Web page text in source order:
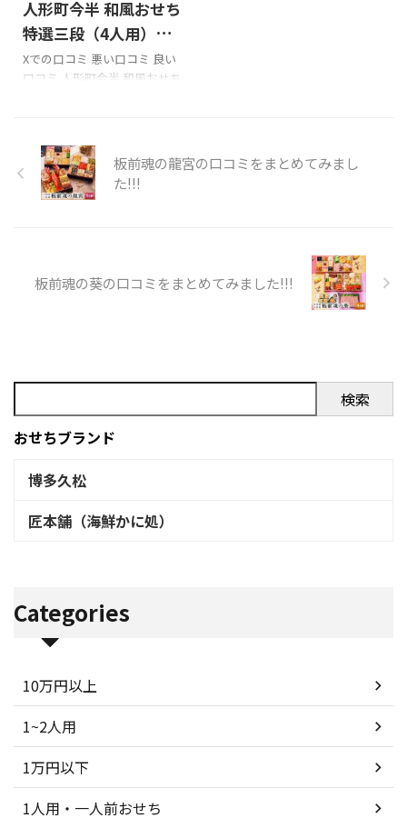
pic.twitter.com/llWZTi8Jkr—
Taka_1/3 @Ap.Crew
CIAO!まちゃお
皆さま ...
人形町今半 和風おせち
特選三段（4人用）の口
コミをまとめてみまし
た!!!
Xでの口コミ 悪い口コミ 良い
口コミ 人形町今半 和風おせち
人用）」のXでの口コミ 今年の
おせちは、人形町今半。肉が
入っていて美味そうなものはど
1, 2021 母が注文しておいた、
板前魂の龍宮の口コミをまとめてみまし
た!!!
板前魂の葵の口コミをまとめてみました!!!
検索
おせちブランド
博多久松
匠本舗（海鮮かに処）
Categories
10万円以上
1~2人用
1万円以下
1人用・一人前おせち